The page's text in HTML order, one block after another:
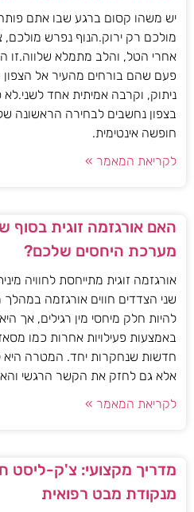
יש משהו קסום ברגע שבו אתם
מולכם רק ירוק.הנוף נפרש מולכם,
אחרי הטל, והלב מתמלא שלווה.זו
פעם שהם בורחים מהעיר אל
ניתוק, וקרבה אמיתית אחד לשני.לא
בצפון נחשבים לבחירה הראשונה
חופשה אינטימית.
לקריאת המאמר »
האם אורגזמה זוגית בסוף
מערכת היחסים שלכם?
אורגזמה זוגית מתייחסת לחוויה
שני הצדדים חווים אורגזמה במהלך
להיות חלק מיחסי מין רגילים, אך
באמצעות פעילויות אחרות כמו
חדשות שנחקרות יחד. המטרה היא
אלא גם לחזק את הקשר הרגשי
לקריאת המאמר »
מדריך מקצועי: צ'ק-ליסט
מנקודת מבט רפואית